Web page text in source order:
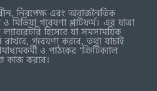
নিরপেক্ষ এবং অরাজনৈতিক
গবেষণা প্লাটফর্ম। এর যাত্রা
হিসেবে যা সমসাময়িক
গবেষণা করবে, তথ্য যাচাই
ও পাঠকের ‘ক্রিটিক্যাল
কাজ করবে।